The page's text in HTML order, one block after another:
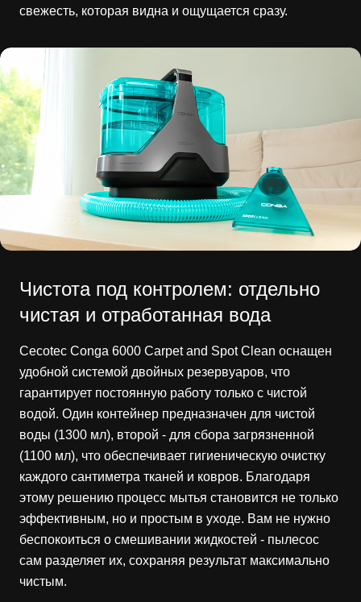
свежесть, которая видна и ощущается сразу.
Чистота под контролем: отдельно
чистая и отработанная вода
Cecotec Conga 6000 Carpet and Spot Clean оснащен
удобной системой двойных резервуаров, что
гарантирует постоянную работу только с чистой
водой. Один контейнер предназначен для чистой
воды (1300 мл), второй - для сбора загрязненной
(1100 мл), что обеспечивает гигиеническую очистку
каждого сантиметра тканей и ковров. Благодаря
этому решению процесс мытья становится не только
эффективным, но и простым в уходе. Вам не нужно
беспокоиться о смешивании жидкостей - пылесос
сам разделяет их, сохраняя результат максимально
чистым.